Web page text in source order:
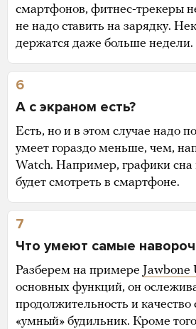
смартфонов, фитнес-трекеры
не надо ставить на зарядку.
держатся даже больше недели.
6
А с экраном есть?
Есть, но и в этом случае надо
умеет гораздо меньше, чем,
Watch. Например, графики
будет смотреть в смартфоне.
7
Что умеют самые
Разберем на примере Jawbone
основных функций, он
продолжительность и качество
«умный» будильник. Кроме